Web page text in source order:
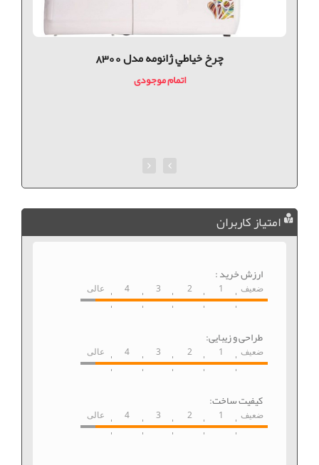
چرخ خياطي ژانومه مدل 8300
اتمام موجودی
امتیاز کاربران
ارزش خرید :
ضعیف 1
2
3
4 عالی
طراحی و زیبایی:
ضعیف 1
2
3
4 عالی
کیفیت ساخت:
ضعیف 1
2
3
4 عالی